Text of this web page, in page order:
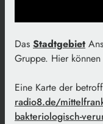
Das Stadtgebiet
Gruppe. Hier können
Eine Karte der
radio8.de/
bakteriologisch-